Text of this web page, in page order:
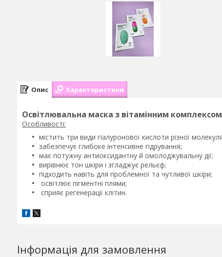
Опис Характеристики
Освітлювальна маска з вітамінним
Особливості:
містить три види гіалуронової кислоти різної
забезпечує глибоке інтенсивне гідрування;
має потужну антиоксидантну й омолоджувальну дії;
вирівнює тон шкіри і згладжує рельєф;
підходить навіть для проблемної та чутливої шкіри;
освітлює пігментні плями;
сприяє регенерації клітин.
Інформація для замовлення